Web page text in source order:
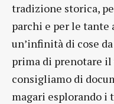
tradizione storica,
parchi e per le
un’infinità di cose
prima di prenotare
consigliamo di
magari esplorando